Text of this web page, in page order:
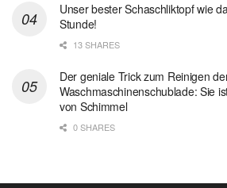
Unser bester Schaschliktopf wie
Stunde!
13 SHARES
Der geniale Trick zum Reinigen
Waschmaschinenschublade: Sie
von Schimmel
0 SHARES